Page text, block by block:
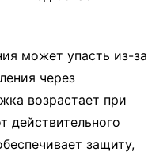
может упасть из-за
через
возрастает при
действительного
защиту,